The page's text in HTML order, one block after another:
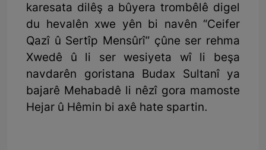
karesata dilêş a bûyera trombêlê digel
du hevalên xwe yên bi navên “Ceifer
Qazî û Sertîp Mensûrî” çûne ser rehma
Xwedê û li ser wesiyeta wî li beşa
navdarên goristana Budax Sultanî ya
bajarê Mehabadê li nêzî gora mamoste
Hejar û Hêmin bi axê hate spartin.